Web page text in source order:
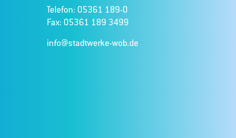
Telefon: 05361 189-0
Fax: 05361 189 3499
info@stadtwerke-wob.de